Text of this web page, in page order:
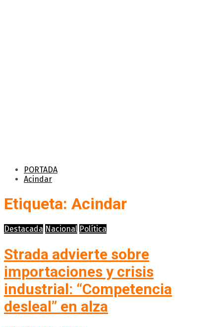
PORTADA
Acindar
Etiqueta: Acindar
Destacada Nacional Política
Strada advierte sobre
importaciones y crisis
industrial: “Competencia
desleal” en alza